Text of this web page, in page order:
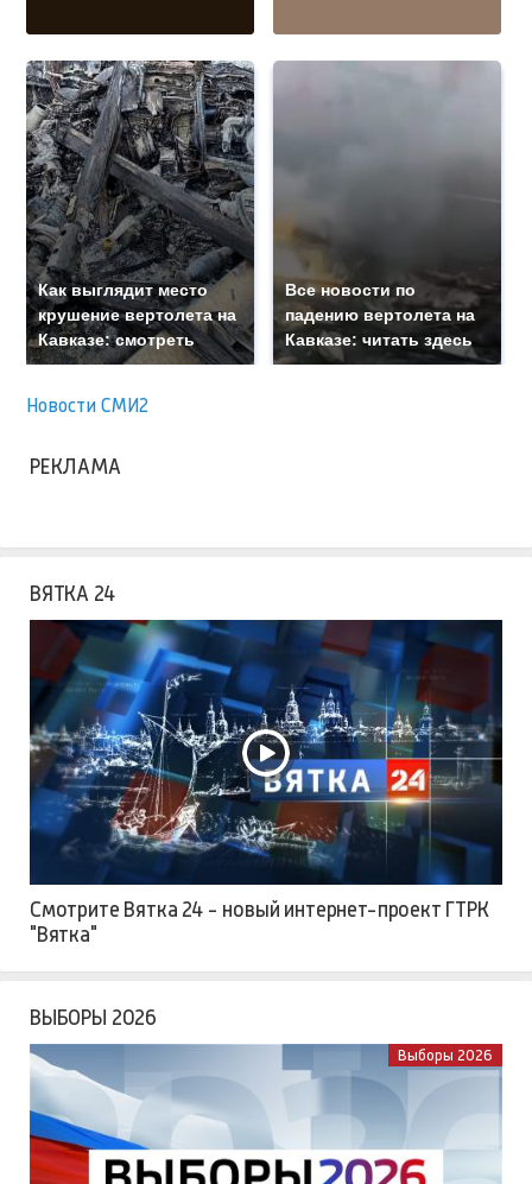
Как выглядит место
крушение вертолета на
Кавказе: смотреть
Все новости по
падению вертолета на
Кавказе: читать здесь
Новости СМИ2
РЕКЛАМА
ВЯТКА 24
Смотрите Вятка 24 - новый интернет-проект ГТРК
"Вятка"
ВЫБОРЫ 2026
Выборы 2026